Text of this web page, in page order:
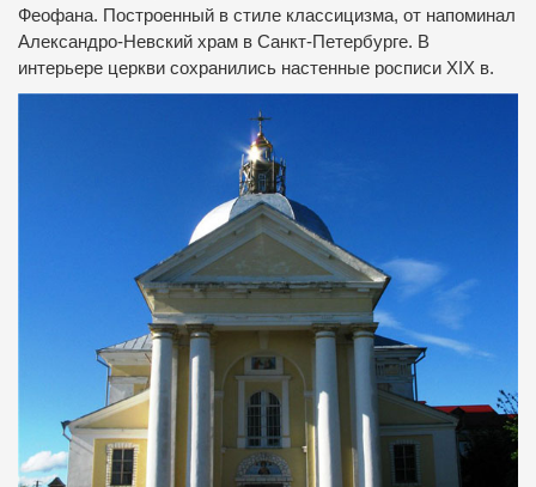
Феофана. Построенный в стиле классицизма, от напоминал
Александро-Невский храм в Санкт-Петербурге. В
интерьере церкви сохранились настенные росписи XIX в.